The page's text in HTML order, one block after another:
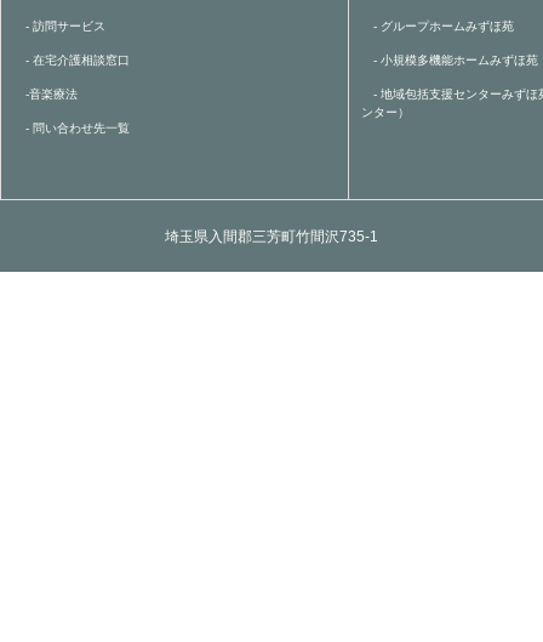
- 訪問サービス
- 在宅介護相談窓口
-音楽療法
- 問い合わせ先一覧
- グループホームみずほ苑
- 小規模多機能ホームみずほ苑
- 地域包括支援センターみずほ
ンター）
埼玉県入間郡三芳町竹間沢735-1